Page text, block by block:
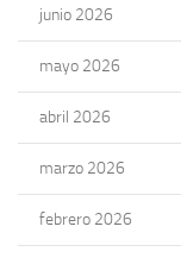
junio 2026
mayo 2026
abril 2026
marzo 2026
febrero 2026